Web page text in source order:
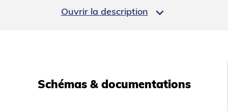
Ouvrir la description 
Dimensions extérieures (LxPxH) (mm) 1560x1060x1484
Schémas & documentations